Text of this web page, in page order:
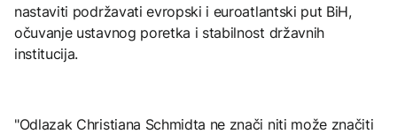
nastaviti podržavati evropski i euroatlantski put BiH,
očuvanje ustavnog poretka i stabilnost državnih
institucija.
"Odlazak Christiana Schmidta ne znači niti može značiti